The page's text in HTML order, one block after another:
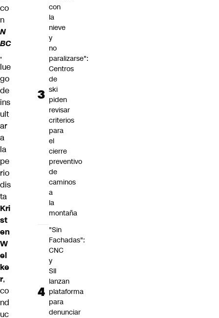
co
n
N
BC
,
lue
go
de
ins
ult
ar
a
la
pe
rio
dis
ta
Kri
st
en
W
el
ke
r,
co
nd
uc
con
la
nieve
y
no
paralizarse":
Centros
de
ski
piden
revisar
criterios
para
el
cierre
preventivo
de
caminos
a
la
montaña
"Sin
Fachadas":
CNC
y
SII
lanzan
plataforma
para
denunciar